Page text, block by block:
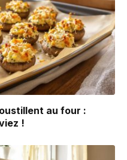
au four :
!